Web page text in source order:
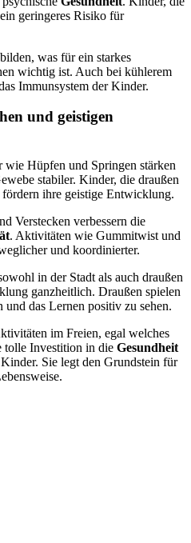
geringeres Risiko für
was für ein starkes
wichtig ist. Auch bei kühlerem
Immunsystem der Kinder.
und geistigen
Hüpfen und Springen stärken
stabiler. Kinder, die draußen
ihre geistige Entwicklung.
Verstecken verbessern die
. Aktivitäten wie Gummitwist und
und koordinierter.
in der Stadt als auch draußen
ganzheitlich. Draußen spielen
das Lernen positiv zu sehen.
im Freien, egal welches
tolle Investition in die Gesundheit
Sie legt den Grundstein für